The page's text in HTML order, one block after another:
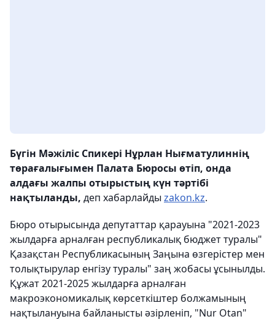
​Бүгін Мәжіліс Спикері Нұрлан Нығматулиннің
төрағалығымен Палата Бюросы өтіп, онда
алдағы жалпы отырыстың күн тәртібі
нақтыланды, деп хабарлайды zakon.kz.
​Бюро отырысында депутаттар қарауына "2021-2023
жылдарға арналған республикалық бюджет туралы"
Қазақстан Республикасының Заңына өзгерістер мен
толықтырулар енгізу туралы" заң жобасы ұсынылды.
​Құжат 2021-2025 жылдарға арналған
макроэкономикалық көрсеткіштер болжамының
нақтылануына байланысты әзірленіп, "Nur Otan"